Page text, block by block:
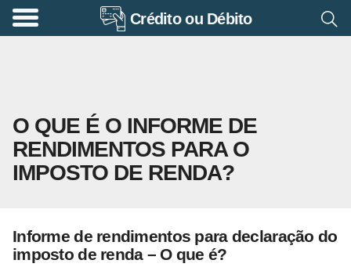
Crédito ou Débito
O QUE É O INFORME DE
RENDIMENTOS PARA O
IMPOSTO DE RENDA?
Informe de rendimentos para declaração do
imposto de renda – O que é?
A
e
n
t
o
r